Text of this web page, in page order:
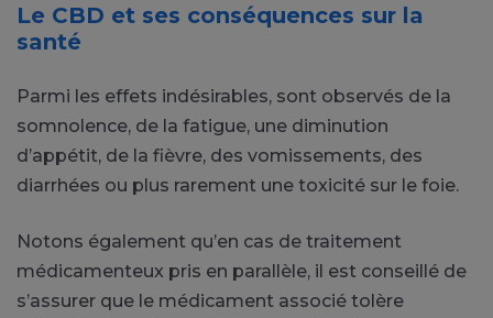
Le CBD et ses conséquences sur la
santé
Parmi les effets indésirables, sont observés de la
somnolence, de la fatigue, une diminution
d’appétit, de la fièvre, des vomissements, des
diarrhées ou plus rarement une toxicité sur le foie.
Notons également qu’en cas de traitement
médicamenteux pris en parallèle, il est conseillé de
s’assurer que le médicament associé tolère